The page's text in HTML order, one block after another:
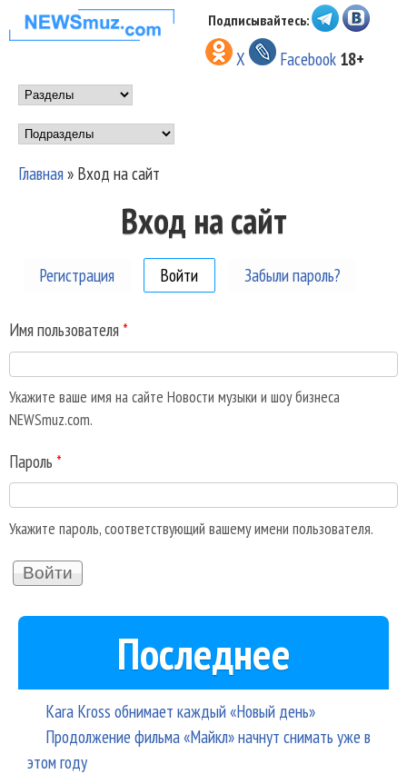
Перейти к основному
содержанию
НОВОСТИ
МУЗЫКИ И
ШОУ БИЗНЕСА
NEWSMUZ.COM
Подписывайтесь:
X Facebook 18+
Main menu
Подразделы
Вы здесь
Главная» Вход на сайт
Вход на сайт
Регистрация Войти (активная вкладка)
Забыли пароль?
Имя пользователя *
Укажите ваше имя на сайте Новости музыки и шоу бизнеса
NEWSmuz.com.
Пароль *
Укажите пароль, соответствующий вашему имени пользователя.
Последнее
Kara Kross обнимает каждый «Новый день»
Продолжение фильма «Майкл» начнут снимать уже в
этом году